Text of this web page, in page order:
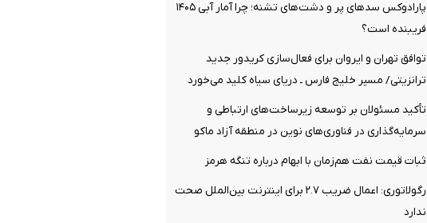
پارادوکس سدهای پر و دشت‌های تشنه؛ چرا آمار آبی ۱۴۰۵
فریبنده است؟
توافق تهران و ایروان برای فعال‌سازی کریدور جدید
ترانزیتی/ مسیر خلیج فارس ـ دریای سیاه کلید می‌خورد
تأکید مسئولان بر توسعه زیرساخت‌های ارتباطی و
سرمایه‌گذاری در فناوری‌های نوین در منطقه آزاد ماکو
ثبات قیمت نفت هم‌زمان با ابهام درباره تنگه هرمز
رگولاتوری: اعمال ضریب ۲.۷ برای اینترنت بین‌الملل صحت
ندارد